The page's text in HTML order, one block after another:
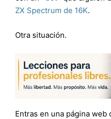
ZX Spectrum de 16K.
Otra situación.
Entras en una página